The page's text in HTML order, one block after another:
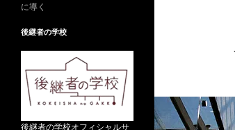
に導く
後継者の学校
後継者の学校オフィシャルサ